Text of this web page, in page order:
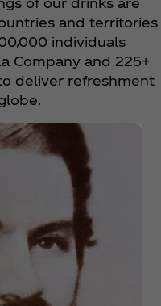
of our drinks are
and territories
individuals
Company and 225+
deliver refreshment